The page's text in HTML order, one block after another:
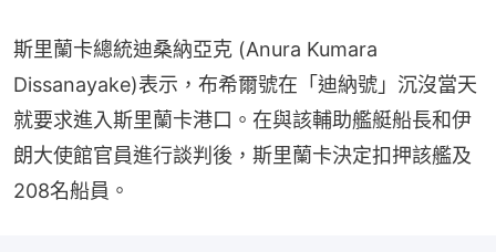
斯里蘭卡總統迪桑納亞克 (Anura Kumara
Dissanayake)表示，布希爾號在「迪納號」沉沒當天
就要求進入斯里蘭卡港口。在與該輔助艦艇船長和伊
朗大使館官員進行談判後，斯里蘭卡決定扣押該艦及
208名船員。